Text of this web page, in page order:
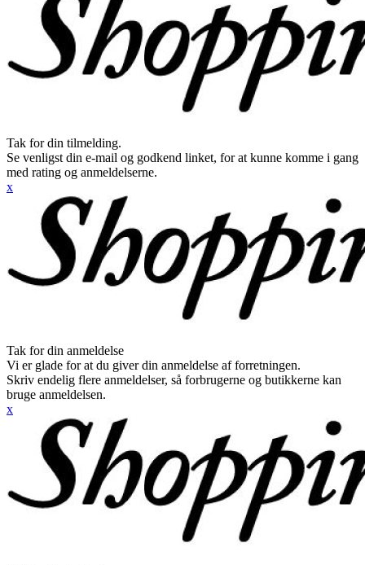
Tak for din tilmelding.
Se venligst din e-mail og godkend linket, for at kunne komme i gang
med rating og anmeldelserne.
x
Tak for din anmeldelse
Vi er glade for at du giver din anmeldelse af forretningen.
Skriv endelig flere anmeldelser, så forbrugerne og butikkerne kan
bruge anmeldelsen.
x